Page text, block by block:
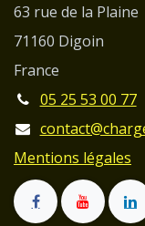
63 rue de la Plaine
71160 Digoin
France
05 25 53 00 77
Mentions légales